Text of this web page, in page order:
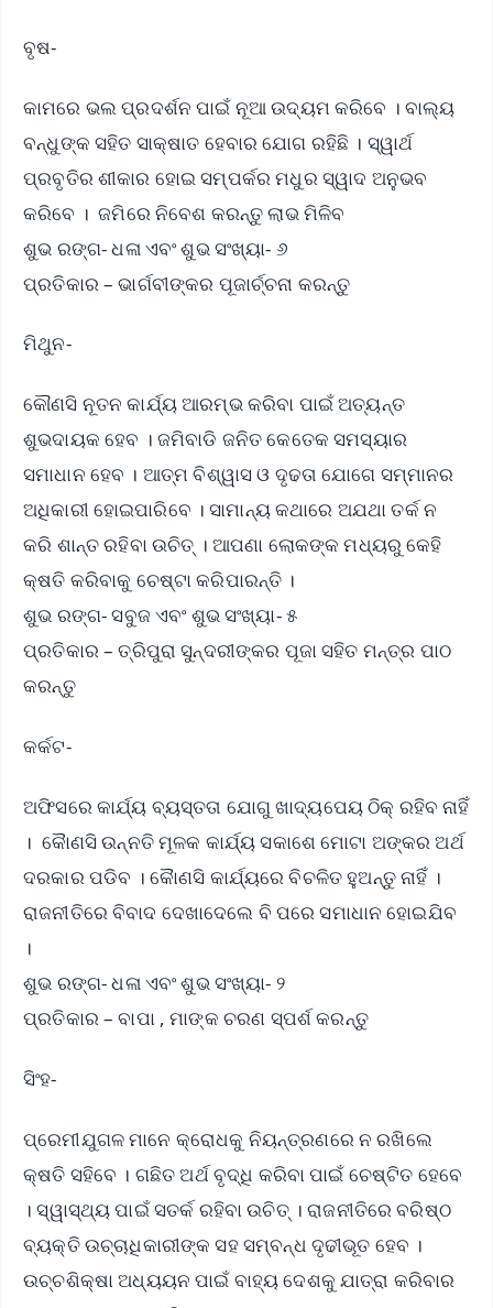
ବୃଷ-
କାମରେ ଭଲ ପ୍ରଦର୍ଶନ ପାଇଁ ନୂଆ ଉଦ୍ୟମ କରିବେ । ବାଲ୍ୟ
ବନ୍ଧୁଙ୍କ ସହିତ ସାକ୍ଷାତ ହେବାର ଯୋଗ ରହିଛି । ସ୍ୱାର୍ଥ
ପ୍ରବୃତିର ଶୀକାର ହୋଇ ସମ୍ପର୍କର ମଧୁର ସ୍ୱାଦ ଅନୁଭବ
କରିବେ । ଜମିରେ ନିବେଶ କରନ୍ତୁ ଲାଭ ମିଳିବ
ଶୁଭ ରଙ୍ଗ- ଧଳା ଏବଂ ଶୁଭ ସଂଖ୍ୟା- ୬
ପ୍ରତିକାର – ଭାର୍ଗବୀଙ୍କର ପୂଜାର୍ଚ୍ଚନା କରନ୍ତୁ
ମିଥୁନ-
କୌଣସି ନୂତନ କାର୍ଯ୍ୟ ଆରମ୍ଭ କରିବା ପାଇଁ ଅତ୍ୟନ୍ତ
ଶୁଭଦାୟକ ହେବ । ଜମିବାଡି ଜନିତ କେତେକ ସମସ୍ୟାର
ସମାଧାନ ହେବ । ଆତ୍ମ ବିଶ୍ୱାସ ଓ ଦୃଢତା ଯୋଗେ ସମ୍ମାନର
ଅଧିକାରୀ ହୋଇପାରିବେ । ସାମାନ୍ୟ କଥାରେ ଅଯଥା ତର୍କ ନ
କରି ଶାନ୍ତ ରହିବା ଉଚିତ୍ । ଆପଣା ଲୋକଙ୍କ ମଧ୍ୟରୁ କେହି
କ୍ଷତି କରିବାକୁ ଚେଷ୍ଟା କରିପାରନ୍ତି ।
ଶୁଭ ରଙ୍ଗ- ସବୁଜ ଏବଂ ଶୁଭ ସଂଖ୍ୟା- ୫
ପ୍ରତିକାର – ତ୍ରିପୁରା ସୁନ୍ଦରୀଙ୍କର ପୂଜା ସହିତ ମନ୍ତ୍ର ପାଠ
କରନ୍ତୁ
କର୍କଟ-
ଅଫିସରେ କାର୍ଯ୍ୟ ବ୍ୟସ୍ତତା ଯୋଗୁ ଖାଦ୍ୟପେୟ ଠିକ୍ ରହିବ ନାହିଁ
। କୈାଣସି ଉନ୍ନତି ମୂଳକ କାର୍ଯ୍ୟ ସକାଶେ ମୋଟା ଅଙ୍କର ଅର୍ଥ
ଦରକାର ପଡିବ । କୈାଣସି କାର୍ଯ୍ୟରେ ବିଚଳିତ ହୁଅନ୍ତୁ ନାହିଁ ।
ରାଜନୀତିରେ ବିବାଦ ଦେଖାଦେଲେ ବି ପରେ ସମାଧାନ ହୋଇଯିବ
।
ଶୁଭ ରଙ୍ଗ- ଧଳା ଏବଂ ଶୁଭ ସଂଖ୍ୟା- ୨
ପ୍ରତିକାର – ବାପା , ମାଙ୍କ ଚରଣ ସ୍ପର୍ଶ କରନ୍ତୁ
ସିଂହ-
ପ୍ରେମୀଯୁଗଳ ମାନେ କ୍ରୋଧକୁ ନିୟନ୍ତ୍ରଣରେ ନ ରଖିଲେ
କ୍ଷତି ସହିବେ । ଗଛିତ ଅର୍ଥ ବୃଦ୍ଧି କରିବା ପାଇଁ ଚେଷ୍ଟିତ ହେବେ
। ସ୍ୱାସ୍ଥ୍ୟ ପାଇଁ ସତର୍କ ରହିବା ଉଚିତ୍ । ରାଜନୀତିରେ ବରିଷ୍ଠ
ବ୍ୟକ୍ତି ଉଚ୍ଚାଧିକାରୀଙ୍କ ସହ ସମ୍ବନ୍ଧ ଦୃଢୀଭୂତ ହେବ ।
ଉଚ୍ଚଶିକ୍ଷା ଅଧ୍ୟୟନ ପାଇଁ ବାହ୍ୟ ଦେଶକୁ ଯାତ୍ରା କରିବାର